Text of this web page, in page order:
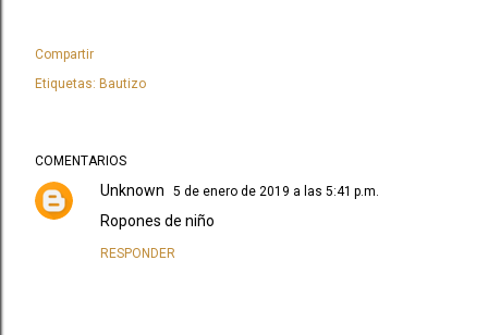
Compartir
Etiquetas: Bautizo
COMENTARIOS
Unknown 5 de enero de 2019 a las 5:41 p.m.
Ropones de niño
RESPONDER